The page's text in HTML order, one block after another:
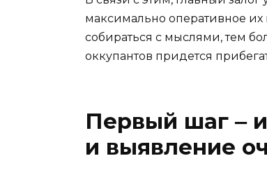
максимально оперативное
собираться с мыслями, тем
оккупантов придется
Первый шаг ‒
и выявление